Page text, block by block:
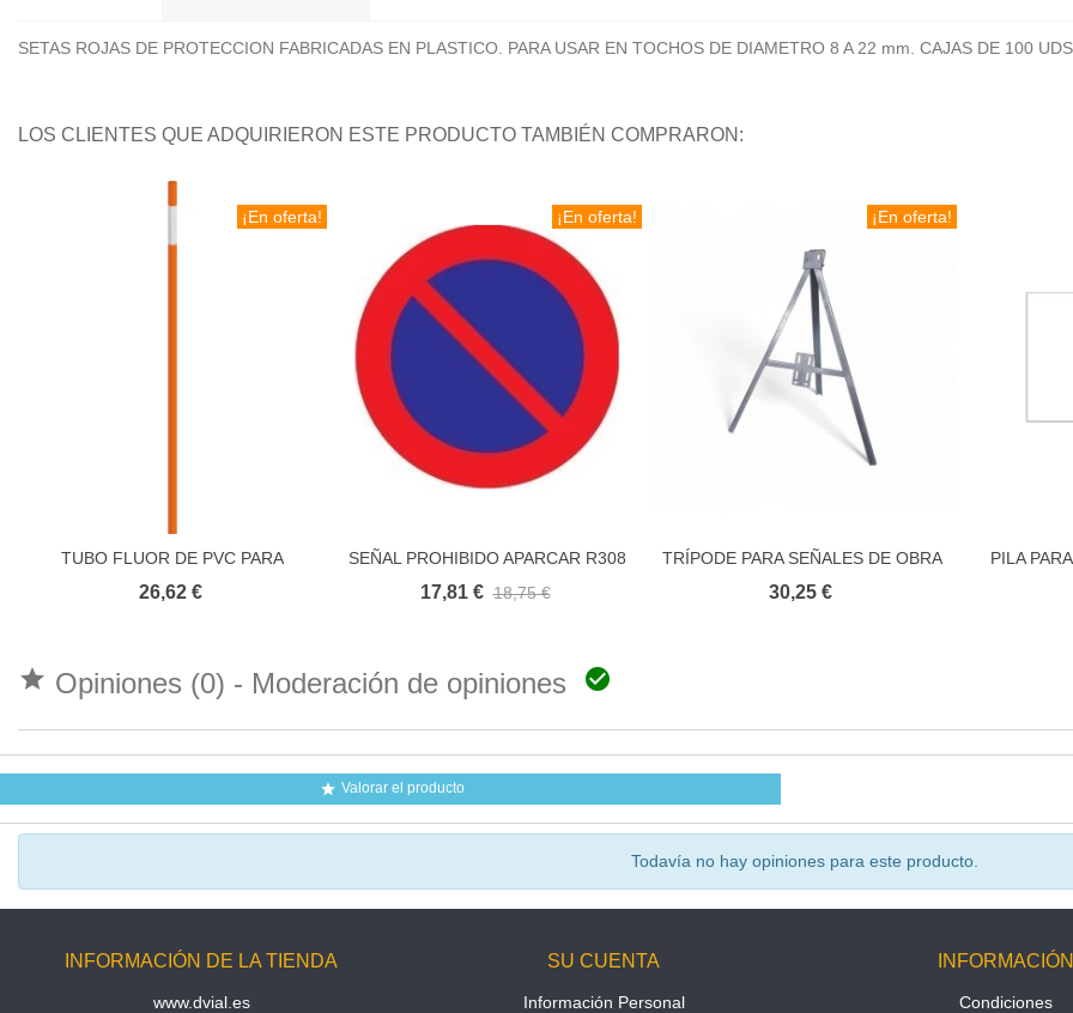
SETAS ROJAS DE PROTECCION FABRICADAS EN PLASTICO. PARA USAR EN TOCHOS DE DIAMETRO 8 A 22 mm. CAJAS DE 100 UDS.
LOS CLIENTES QUE ADQUIRIERON ESTE PRODUCTO TAMBIÉN COMPRARON:
¡En oferta!
Añadir al carrito
TUBO FLUOR DE PVC PARA
SEÑALIZACION (pack 25 uds)
26,62 €
¡En oferta!
Añadir al carrito
SEÑAL PROHIBIDO APARCAR R308
ECONOMICA
17,81 € 18,75 €
¡En oferta!
Añadir al carrito
TRÍPODE PARA SEÑALES DE OBRA
EN CARRETERA
30,25 €
PILA
 Opiniones (0) - Moderación de opiniones 
 Valorar el producto
Todavía no hay opiniones para este producto.
INFORMACIÓN DE LA TIENDA
www.dvial.es
SU CUENTA
Información Personal
INFORMACIÓN
Condiciones